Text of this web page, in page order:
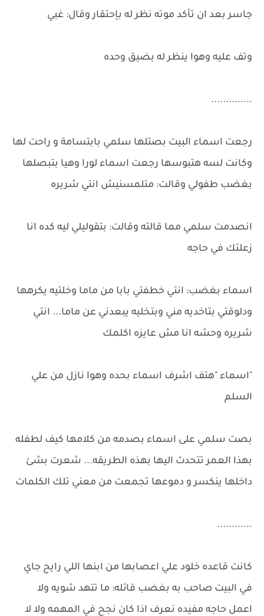
جاسر بعد ان تأكد موته نظر له بإحتقار وقال: غبي
وتف عليه وهوا ينظر له بضيق وحده
..............
رجعت اسماء البيت بصتلها سلمي بابتسامة و راحت لها
وكانت لسه هتبوسها رجعت اسماء لورا وهيا بتبصلها
بغضب طفولي وقالت: متلمسنيش انتي شريره
انصدمت سلمي مما قالته وقالت: بتقوليلي ليه كده انا
زعلتك في حاجه
اسماء بغضب: انتي خطفتي بابا من ماما وخلتيه يكرهها
ودلوقتي بتاخديه مني وبتخليه يبعدني عن ماما... انتي
شريره وحشه انا مش عايزه اكلمك
"اسماء "هتف اشرف اسماء بحده وهوا نازل من علي
السلم
بصت سلمي على اسماء بصدمه من كلامها كيف لطفله
بهذا العمر تتحدث اليها بهذه الطريقه... شعرت بشئ
داخلها ينكسر و دموعها تجمعت من معني تلك الكلمات
............
كانت قاعده خلود علي اعصابها من ابنها اللي رايح جاي
في البيت صاحب به بغضب قائله: ما تتهد شويه ولا
اعمل حاجه مفيده نعرف اذا كان نجح في المهمه ولا لا